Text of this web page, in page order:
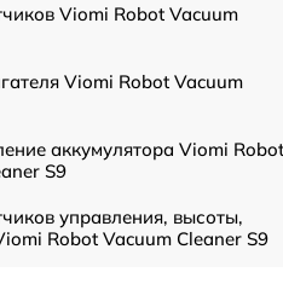
Viomi Robot Vacuum
Viomi Robot Vacuum
аккумулятора Viomi Robot
S9
управления, высоты,
Robot Vacuum Cleaner S9